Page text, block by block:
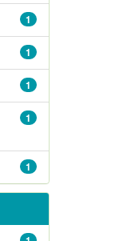
1
1
1
1
1